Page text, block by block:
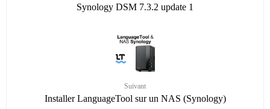
Synology DSM 7.3.2 update 1
Suivant
Installer LanguageTool sur un NAS (Synology)